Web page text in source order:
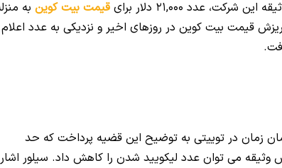
قیمت بیت کوین به
قیمت بیت کوین در روزهای اخیر و نزدیکی به عدد اعلام
زمان در توییتی به توضیح این قضیه پرداخت که حد
می‌ توان عدد لیکویید شدن را کاهش داد. سیلور